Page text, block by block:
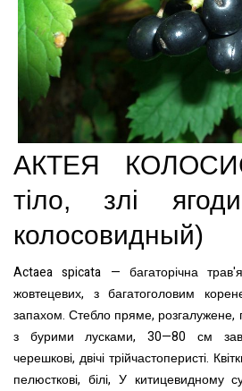
АКТЕЯ
тіло, злі ягоди
колосовидный)
Actaea spicata — багаторічна
жовтецевих, з багатоголовим
запахом. Стебло пряме, розгалужене,
з бурими лусками, 30—80 см
черешкові, двічі трійчастоперисті.
пелюсткові, білі, У китицевидному